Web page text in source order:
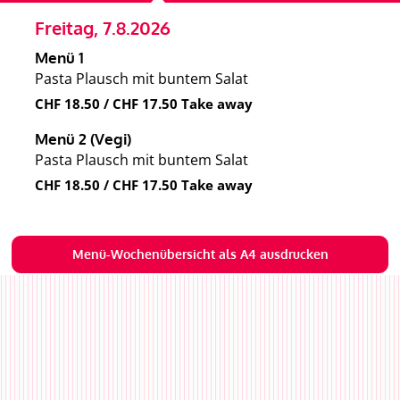
Freitag, 7.8.2026
Menü 1
Pasta Plausch mit buntem Salat
CHF 18.50 / CHF 17.50 Take away
Menü 2 (Vegi)
Pasta Plausch mit buntem Salat
CHF 18.50 / CHF 17.50 Take away
Menü-Wochenübersicht als A4 ausdrucken